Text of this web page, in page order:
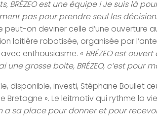
BRÉZEO est une équipe ! Je suis là
pas pour prendre seul les
on deviner celle d’une ouverture
laitière robotisée, organisée par
enthousiasme. « BRÉZEO est
une grosse boite, BRÉZEO, c’est pour
disponible, investi, Stéphane Boullet
Bretagne ». Le leitmotiv qui rythme la
a sa place pour donner et pour